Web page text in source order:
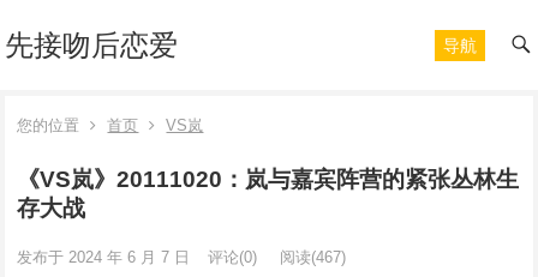
先接吻后恋爱 导航
您的位置 首页 VS岚
《VS岚》20111020：岚与嘉宾阵营的紧张丛林生
存大战
发布于 2024 年 6 月 7 日 评论(0) 阅读(467)